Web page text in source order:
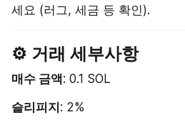
세요 (러그, 세금 등 확인).
⚙️ 거래 세부사항
매수 금액: 0.1 SOL
슬리피지 : 2%